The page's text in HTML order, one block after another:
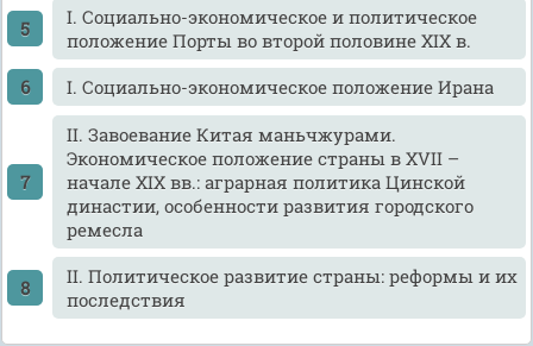
I. Социально-экономическое и политическое
положение Порты во второй половине XIX в.
I. Социально-экономическое положение Ирана
II. Завоевание Китая маньчжурами.
Экономическое положение страны в XVII –
начале XIX вв.: аграрная политика Цинской
династии, особенности развития городского
ремесла
II. Политическое развитие страны: реформы и их
последствия